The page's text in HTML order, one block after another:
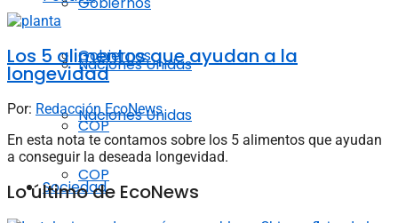
Naciones Unidas
COP
Sociedad
Gobiernos
Naciones Unidas
COP
Los 5 alimentos que ayudan a la
longevidad
Por: Redacción EcoNews
En esta nota te contamos sobre los 5 alimentos que ayudan
a conseguir la deseada longevidad.
Lo último de EcoNews